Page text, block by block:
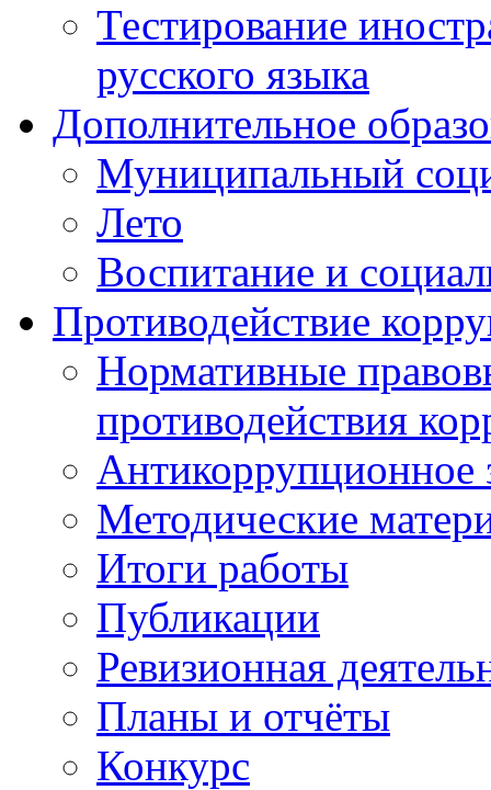
Тестирование
русского языка
Дополнительное
Муниципальный
Лето
Воспитание и
Противодействие
Нормативные
противодействия
Антикоррупционное
Методические
Итоги работы
Публикации
Ревизионная
Планы и отчёты
Конкурс